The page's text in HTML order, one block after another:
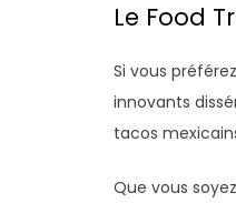
Le Food
Si vous
innovants
tacos
Que vous